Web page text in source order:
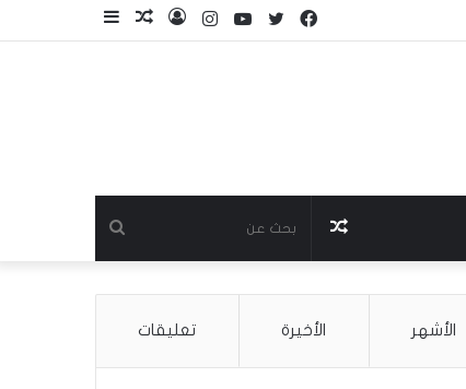
مقالتسجيلانستقراميوتيوب تويتر
فيسبوك
عن
مقال
عشوائي
الأشهر الأخيرة تعليقات